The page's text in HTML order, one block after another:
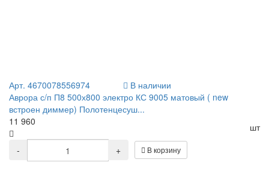
Арт. 4670078556974
В наличии
Аврора с/п П8 500х800 электро КС 9005 матовый ( new
встроен диммер) Полотенцесуш...
11 960
шт
-
+ В корзину